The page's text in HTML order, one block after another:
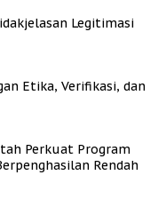
Legitimasi
Etika, Verifikasi, dan
Perkuat Program
Rendah